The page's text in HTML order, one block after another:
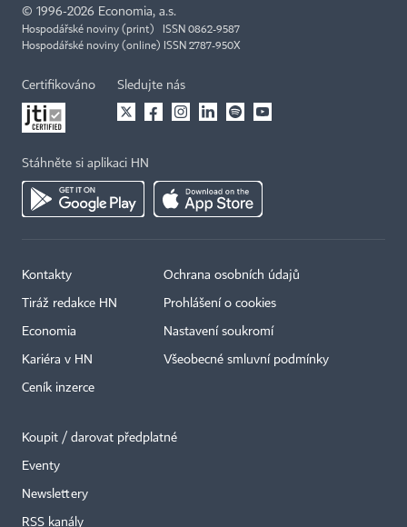
© 1996-2026 Economia, a.s.
Hospodářské noviny (print) ISSN 0862-9587
Hospodářské noviny (online) ISSN 2787-950X
Certifikováno Sledujte nás
Stáhněte si aplikaci HN
Kontakty
Tiráž redakce HN
Economia
Kariéra v HN
Ceník inzerce
Ochrana osobních údajů
Prohlášení o cookies
Nastavení soukromí
Všeobecné smluvní podmínky
Koupit / darovat předplatné
Eventy
Newslettery
RSS kanály